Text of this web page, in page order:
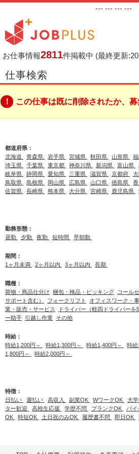
--- --- --- ---
お仕事情報2811件掲載中 (最終更新
仕事検索
この仕事は既に削除されたか、募
都道府県：
北海道
青森県 岩手県 宮城県 秋田県 山形県
埼玉県
千葉県 東京都 神奈川県 新潟県 富山県
岐阜県
静岡県 愛知県 三重県 滋賀県 京都府
鳥取県
島根県 岡山県 広島県 山口県 徳島県
佐賀県
長崎県 熊本県 大分県 宮崎県 鹿児島県
勤務形態：
昼勤
夕勤 夜勤 短時間 早朝勤
期間：
1ヶ月未満
2ヶ月以内 3ヶ月以内 長期
職種：
荷物・商品仕分け 梱包・検品・ピッキング コール
サポート含む）
フォークリフト オフィスワーク・
業・販売・サービス
ドライバー（軽四ドライバーを
ー助手 引越し作業 その他
時給：
時給1,200円～
時給1,300円～ 時給1,400円～ 時給
1,800円～
時給2,000円～
特徴：
日払い
週払い 高収入 副業OK WワークOK 大
ター歓迎
高校生応援 学歴不問 ブランクOK バイ
OK
時短OK 土日祝のみOK 履歴書不問 即日OK